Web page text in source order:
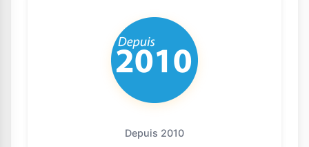
Depuis 2010